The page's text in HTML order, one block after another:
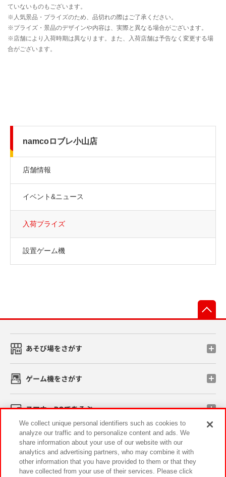
namcoロブレ小山店
店舗情報
イベント&ニュース
入荷プライズ
設置ゲーム機
あそび場をさがす
ゲーム機をさがす
スマホ・PCであそぶ
イベント・キャンペーン
We collect unique personal identifiers such as cookies to
analyze our traffic and to personalize content and ads. We
share information about your use of our website with our
analytics and advertising partners, who may combine it with
other information that you have provided to them or that they
have collected from your use of their services. Please click